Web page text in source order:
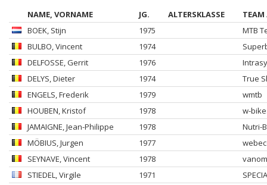
NAME, VORNAME JG. ALTERSKLASSE
TEAM
BOEK, Stijn 1975
MTB
BULBO, Vincent 1974
DELFOSSE, Gerrit 1976
DELYS, Dieter 1974
True
ENGELS, Frederik 1979
wmtb
HOUBEN, Kristof 1978
w-
JAMAIGNE, Jean-Philippe 1978
Nutri-
MÖBIUS, Jurgen 1977
SEYNAVE, Vincent 1978
STIEDEL, Virgile 1971